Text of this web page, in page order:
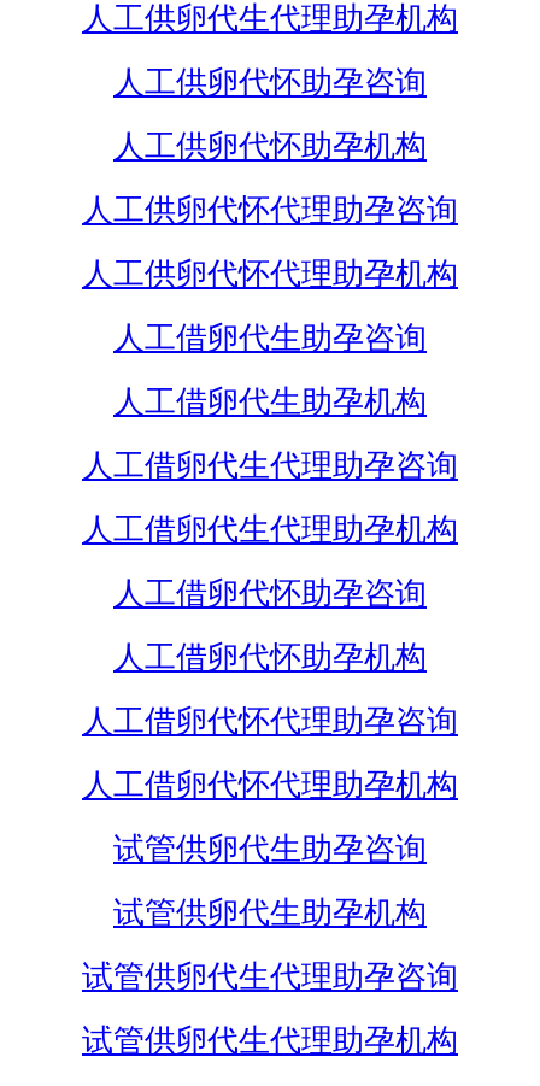
人工供卵代生代理助孕机构
人工供卵代怀助孕咨询
人工供卵代怀助孕机构
人工供卵代怀代理助孕咨询
人工供卵代怀代理助孕机构
人工借卵代生助孕咨询
人工借卵代生助孕机构
人工借卵代生代理助孕咨询
人工借卵代生代理助孕机构
人工借卵代怀助孕咨询
人工借卵代怀助孕机构
人工借卵代怀代理助孕咨询
人工借卵代怀代理助孕机构
试管供卵代生助孕咨询
试管供卵代生助孕机构
试管供卵代生代理助孕咨询
试管供卵代生代理助孕机构